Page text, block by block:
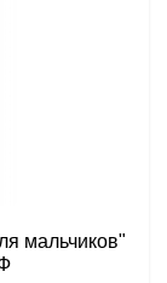
мальчиков"